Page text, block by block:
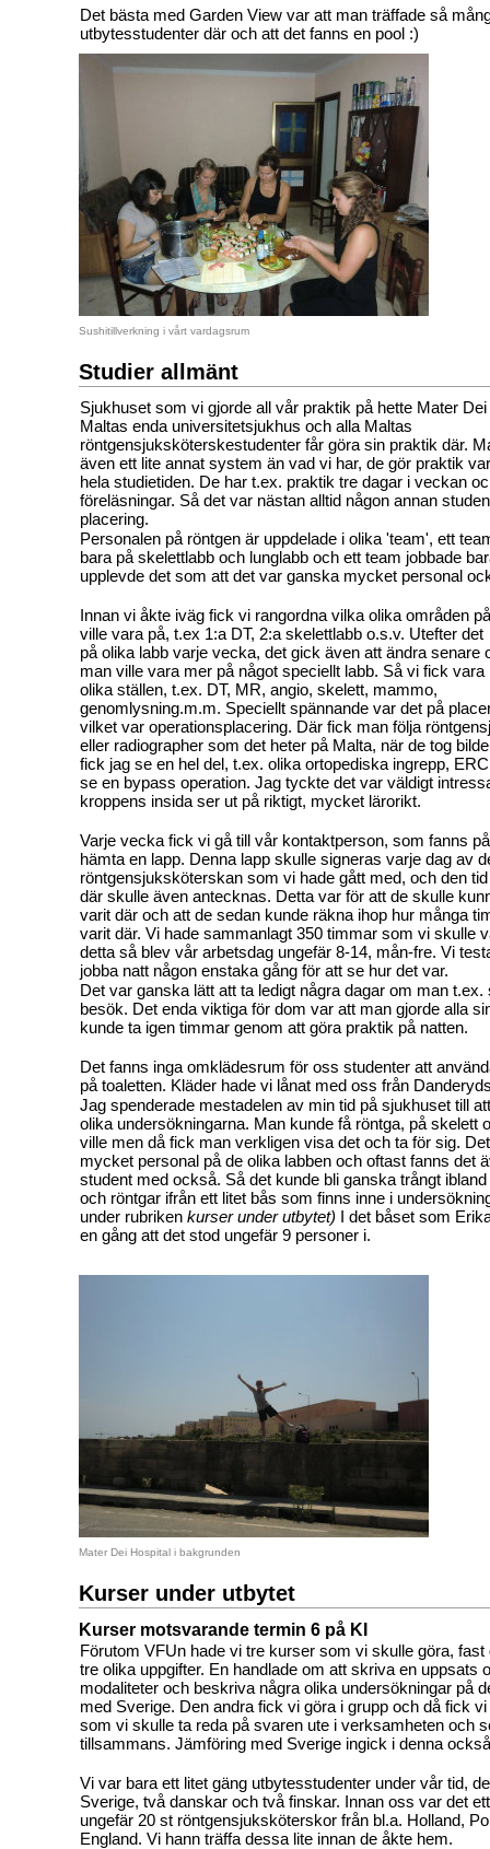
Det bästa med Garden View var att man träffade så
utbytesstudenter där och att det fanns en pool :)
Sushitillverkning i vårt vardagsrum
Studier allmänt
Sjukhuset som vi gjorde all vår praktik på hette Mater
Maltas enda universitetsjukhus och alla Maltas
röntgensjuksköterskestudenter får göra sin praktik där.
även ett lite annat system än vad vi har, de gör praktik
hela studietiden. De har t.ex. praktik tre dagar i veckan
föreläsningar. Så det var nästan alltid någon annan
placering.
Personalen på röntgen är uppdelade i olika 'team', ett
bara på skelettlabb och lunglabb och ett team jobbade
upplevde det som att det var ganska mycket personal
Innan vi åkte iväg fick vi rangordna vilka olika områden
ville vara på, t.ex 1:a DT, 2:a skelettlabb o.s.v. Utefter
på olika labb varje vecka, det gick även att ändra senare
man ville vara mer på något speciellt labb. Så vi fick vara
olika ställen, t.ex. DT, MR, angio, skelett, mammo,
genomlysning.m.m. Speciellt spännande var det på
vilket var operationsplacering. Där fick man följa
eller radiographer som det heter på Malta, när de tog
fick jag se en hel del, t.ex. olika ortopediska ingrepp,
se en bypass operation. Jag tyckte det var väldigt
kroppens insida ser ut på riktigt, mycket lärorikt.
Varje vecka fick vi gå till vår kontaktperson, som fanns
hämta en lapp. Denna lapp skulle signeras varje dag av
röntgensjuksköterskan som vi hade gått med, och den
där skulle även antecknas. Detta var för att de skulle
varit där och att de sedan kunde räkna ihop hur många
varit där. Vi hade sammanlagt 350 timmar som vi skulle
detta så blev vår arbetsdag ungefär 8-14, mån-fre. Vi
jobba natt någon enstaka gång för att se hur det var.
Det var ganska lätt att ta ledigt några dagar om man t.ex.
besök. Det enda viktiga för dom var att man gjorde alla
kunde ta igen timmar genom att göra praktik på natten.
Det fanns inga omklädesrum för oss studenter att
på toaletten. Kläder hade vi lånat med oss från
Jag spenderade mestadelen av min tid på sjukhuset till
olika undersökningarna. Man kunde få röntga, på skelett
ville men då fick man verkligen visa det och ta för sig.
mycket personal på de olika labben och oftast fanns det
student med också. Så det kunde bli ganska trångt
och röntgar ifrån ett litet bås som finns inne i
under rubriken kurser under utbytet) I det båset som
en gång att det stod ungefär 9 personer i.
Mater Dei Hospital i bakgrunden
Kurser under utbytet
Kurser motsvarande termin 6 på KI
Förutom VFUn hade vi tre kurser som vi skulle göra,
tre olika uppgifter. En handlade om att skriva en uppsats
modaliteter och beskriva några olika undersökningar på
med Sverige. Den andra fick vi göra i grupp och då fick
som vi skulle ta reda på svaren ute i verksamheten och
tillsammans. Jämföring med Sverige ingick i denna
Vi var bara ett litet gäng utbytesstudenter under vår tid,
Sverige, två danskar och två finskar. Innan oss var det
ungefär 20 st röntgensjuksköterskor från bl.a. Holland,
England. Vi hann träffa dessa lite innan de åkte hem.